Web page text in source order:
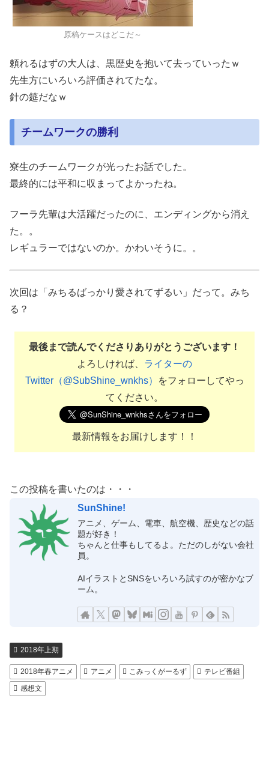
原稿ケースはどこだ～
頼れるはずの大人は、黒歴史を抱いて去っていったｗ
先生方にいろいろ評価されてたな。
針の筵だなｗ
チームワークの勝利
寮生のチームワークが光ったお話でした。
最終的には平和に収まってよかったね。
フーラ先輩は大活躍だったのに、エンディングから消え
た。。
レギュラーではないのか。かわいそうに。。
次回は「みちるばっかり愛されてずるい」だって。みち
る？
最後まで読んでくださりありがとうございます！
よろしければ、 ライターの
Twitter（@SubShine_wnkhs）
をフォローしてやっ
てください。
最新情報をお届けします！！
この投稿を書いたのは・・・
SunShine!
アニメ、ゲーム、電車、航空機、歴史などの話
題が好き！
ちゃんと仕事もしてるよ。ただのしがない会社
員。
AIイラストとSNSをいろいろ試すのが密かなブ
ーム。
2018年上期
2018年春アニメ アニメ こみっくがーるず
テレビ番組
感想文